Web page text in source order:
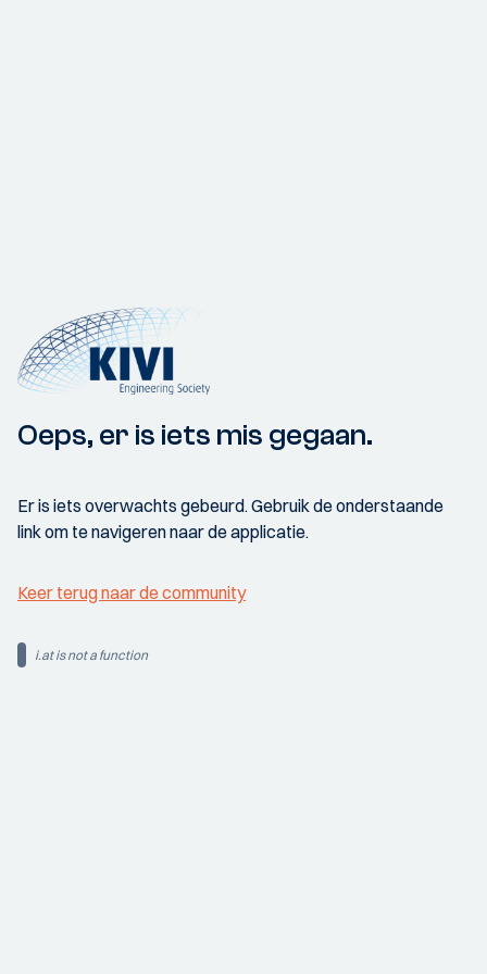
Oeps, er is iets mis gegaan.
Er is iets overwachts gebeurd. Gebruik de onderstaande
link om te navigeren naar de applicatie.
Keer terug naar de community
i.at is not a function